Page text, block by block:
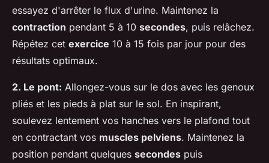
essayez d'arrêter le flux d'urine. Maintenez la
contraction pendant 5 à 10 secondes, puis relâchez.
Répétez cet exercice 10 à 15 fois par jour pour des
résultats optimaux.
2. Le pont: Allongez-vous sur le dos avec les genoux
pliés et les pieds à plat sur le sol. En inspirant,
soulevez lentement vos hanches vers le plafond tout
en contractant vos muscles pelviens. Maintenez la
position pendant quelques secondes puis